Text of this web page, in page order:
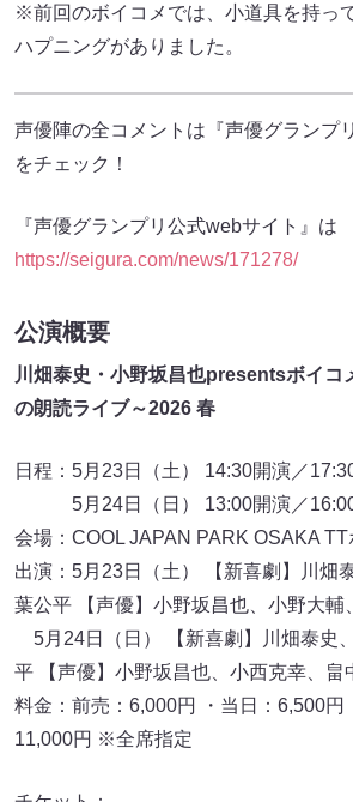
※前回のボイコメでは、小道具を持っ
ハプニングがありました。
声優陣の全コメントは『声優グランプ
をチェック！
『声優グランプリ公式webサイト』は
https://seigura.com/news/171278/
公演概要
川畑泰史・小野坂昌也presentsボイコ
の朗読ライブ～2026 春
日程：5月23日（土） 14:30開演／
5月24日（日） 13:00開演／
会場：COOL JAPAN PARK OSAKA TT
出演：5月23日（土） 【新喜劇】川畑
葉公平 【声優】小野坂昌也、小野大輔
5月24日（日） 【新喜劇】川畑泰史
平 【声優】小野坂昌也、小西克幸、畠
料金：前売：6,000円 ・当日：6,500円
11,000円 ※全席指定